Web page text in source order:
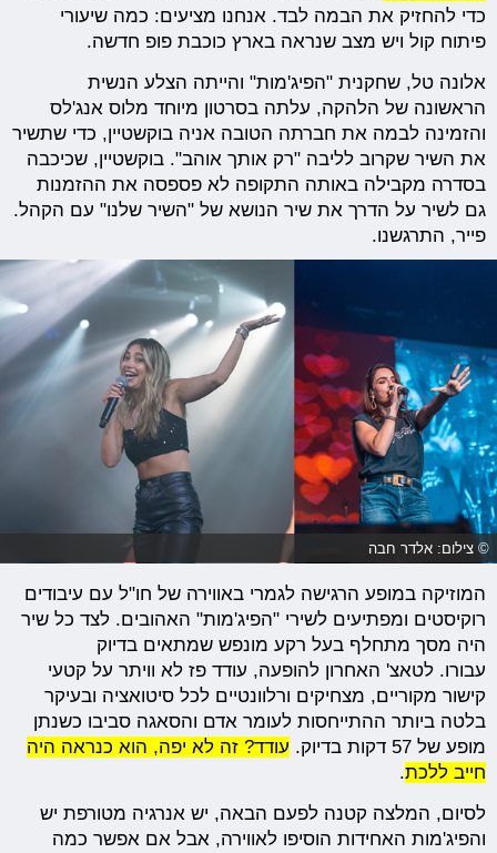
כדי להחזיק את הבמה לבד. אנחנו מציעים: כמה שיעורי
פיתוח קול ויש מצב שנראה בארץ כוכבת פופ חדשה.
אלונה טל, שחקנית "הפיג'מות" והייתה הצלע הנשית
הראשונה של הלהקה, עלתה בסרטון מיוחד מלוס אנג'לס
והזמינה לבמה את חברתה הטובה אניה בוקשטיין, כדי שתשיר
את השיר שקרוב לליבה "רק אותך אוהב". בוקשטיין, שכיכבה
בסדרה מקבילה באותה התקופה לא פספסה את ההזמנות
גם לשיר על הדרך את שיר הנושא של "השיר שלנו" עם הקהל.
פייר, התרגשנו.
© צילום: אלדר חבה
המוזיקה במופע הרגישה לגמרי באווירה של חו"ל עם עיבודים
רוקיסטים ומפתיעים לשירי "הפיג'מות" האהובים. לצד כל שיר
היה מסך מתחלף בעל רקע מונפש שמתאים בדיוק
עבורו. לטאצ' האחרון להופעה, עודד פז לא וויתר על קטעי
קישור מקוריים, מצחיקים ורלוונטיים לכל סיטואציה ובעיקר
בלטה ביותר ההתייחסות לעומר אדם והסאגה סביבו כשנתן
מופע של 57 דקות בדיוק.
עודד? זה לא יפה, הוא כנראה היה
חייב ללכת.
לסיום, המלצה קטנה לפעם הבאה, יש אנרגיה מטורפת יש
והפיג'מות האחידות הוסיפו לאווירה, אבל אם אפשר כמה